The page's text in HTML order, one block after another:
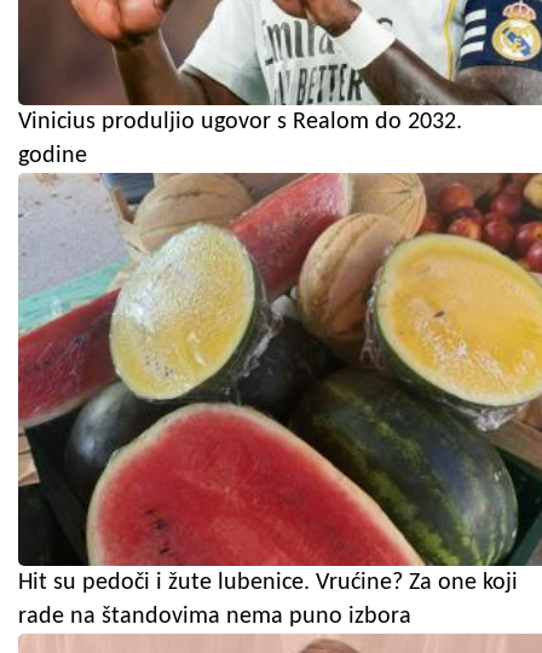
Vinicius produljio ugovor s Realom do 2032.
godine
Hit su pedoči i žute lubenice. Vrućine? Za one koji
rade na štandovima nema puno izbora